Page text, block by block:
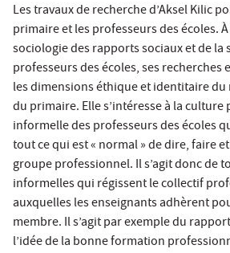
Les travaux de recherche d’Aksel Kilic
primaire et les professeurs des écoles.
sociologie des rapports sociaux et de la
professeurs des écoles, ses
les dimensions éthique et identitaire du
du primaire. Elle s’intéresse à la
informelle des professeurs des écoles
tout ce qui est « normal » de dire, faire
groupe professionnel. Il s’agit donc de
informelles qui régissent le collectif
auxquelles les enseignants adhèrent
membre. Il s’agit par exemple du
l’idée de la bonne formation